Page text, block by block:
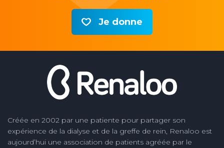
Je donne
Créée en 2002 par une patiente pour partager son
expérience de la dialyse et de la greffe de rein, Renaloo est
aujourd’hui une association de patients agréée par le